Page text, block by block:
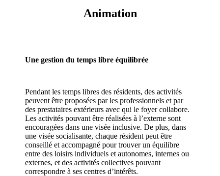
Animation
Une gestion du temps libre équilibrée
Pendant les temps libres des résidents, des activités
peuvent être proposées par les professionnels et par
des prestataires extérieurs avec qui le foyer collabore.
Les activités pouvant être réalisées à l’externe sont
encouragées dans une visée inclusive. De plus, dans
une visée socialisante, chaque résident peut être
conseillé et accompagné pour trouver un équilibre
entre des loisirs individuels et autonomes, internes ou
externes, et des activités collectives pouvant
correspondre à ses centres d’intérêts.